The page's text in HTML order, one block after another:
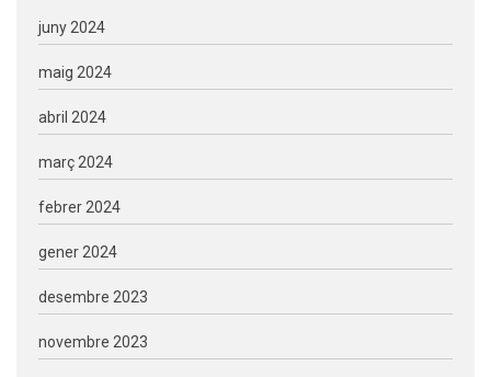
juny 2024
maig 2024
abril 2024
març 2024
febrer 2024
gener 2024
desembre 2023
novembre 2023